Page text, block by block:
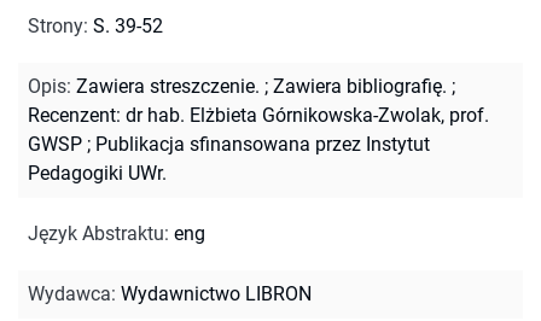
Strony: S. 39-52
Opis: Zawiera streszczenie. ; Zawiera bibliografię. ;
Recenzent: dr hab. Elżbieta Górnikowska-Zwolak, prof.
GWSP ; Publikacja sfinansowana przez Instytut
Pedagogiki UWr.
Język Abstraktu: eng
Wydawca: Wydawnictwo LIBRON